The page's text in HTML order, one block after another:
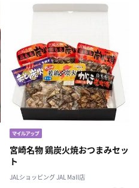
宮崎名物 鶏炭火焼おつまみセッ
ト
JALショッピング JAL Mall店